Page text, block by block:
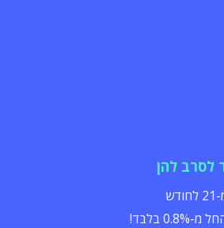
לסרב להן
בלבד!